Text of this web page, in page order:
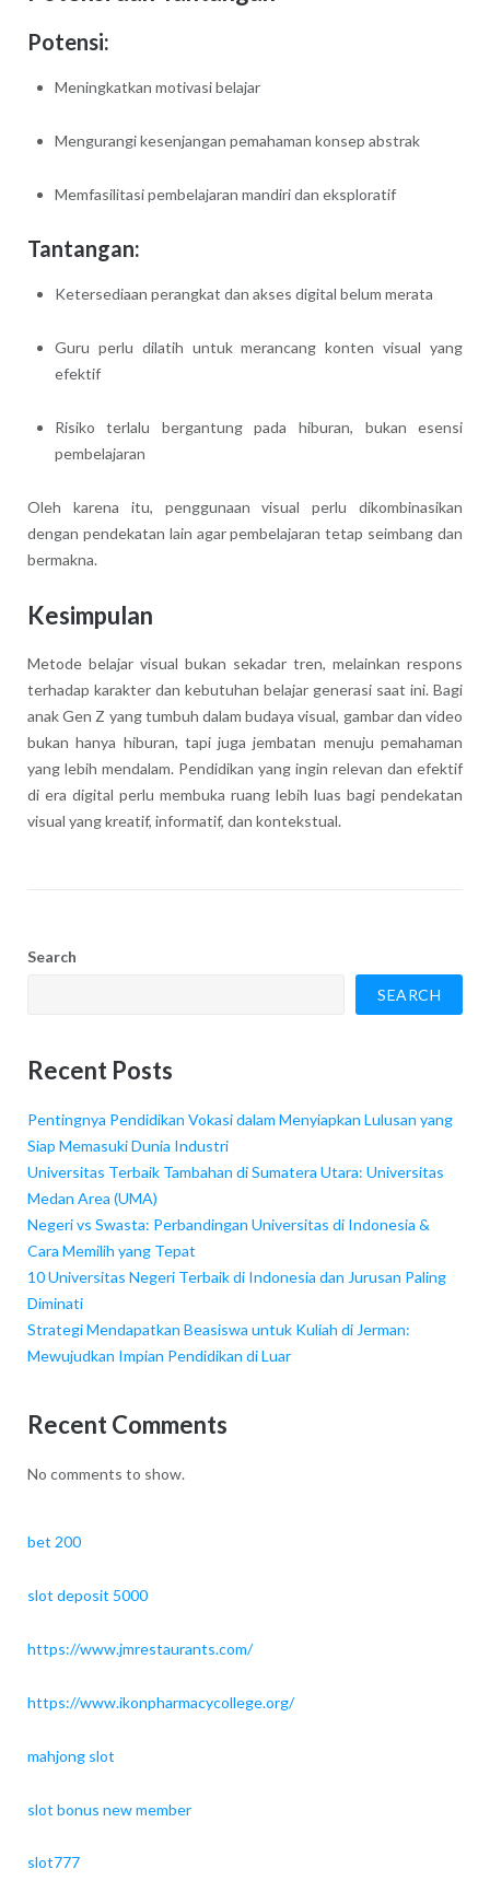
Potensi:
Meningkatkan motivasi belajar
Mengurangi kesenjangan pemahaman konsep abstrak
Memfasilitasi pembelajaran mandiri dan eksploratif
Tantangan:
Ketersediaan perangkat dan akses digital belum merata
Guru perlu dilatih untuk merancang konten visual yang
efektif
Risiko terlalu bergantung pada hiburan, bukan esensi
pembelajaran
Oleh karena itu, penggunaan visual perlu dikombinasikan
dengan pendekatan lain agar pembelajaran tetap seimbang dan
bermakna.
Kesimpulan
Metode belajar visual bukan sekadar tren, melainkan respons
terhadap karakter dan kebutuhan belajar generasi saat ini. Bagi
anak Gen Z yang tumbuh dalam budaya visual, gambar dan video
bukan hanya hiburan, tapi juga jembatan menuju pemahaman
yang lebih mendalam. Pendidikan yang ingin relevan dan efektif
di era digital perlu membuka ruang lebih luas bagi pendekatan
visual yang kreatif, informatif, dan kontekstual.
Search
SEARCH
Recent Posts
Pentingnya Pendidikan Vokasi dalam Menyiapkan Lulusan yang
Siap Memasuki Dunia Industri
Universitas Terbaik Tambahan di Sumatera Utara: Universitas
Medan Area (UMA)
Negeri vs Swasta: Perbandingan Universitas di Indonesia &
Cara Memilih yang Tepat
10 Universitas Negeri Terbaik di Indonesia dan Jurusan Paling
Diminati
Strategi Mendapatkan Beasiswa untuk Kuliah di Jerman:
Mewujudkan Impian Pendidikan di Luar
Recent Comments
No comments to show.
bet 200
slot deposit 5000
https://www.jmrestaurants.com/
https://www.ikonpharmacycollege.org/
mahjong slot
slot bonus new member
slot777